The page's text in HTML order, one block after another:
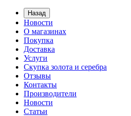
Назад
Новости
О магазинах
Покупка
Доставка
Услуги
Скупка золота и серебра
Отзывы
Контакты
Производители
Новости
Статьи